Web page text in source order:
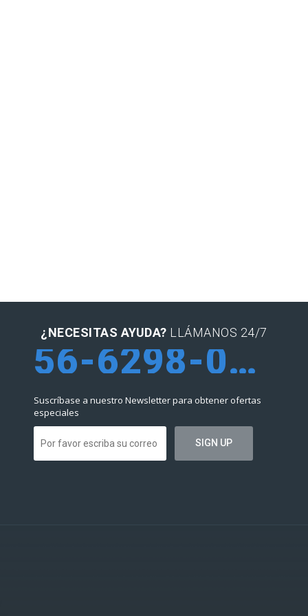
¿NECESITAS AYUDA? LLÁMANOS 24/7
56-6298-0952
Suscríbase a nuestro Newsletter para obtener ofertas
especiales